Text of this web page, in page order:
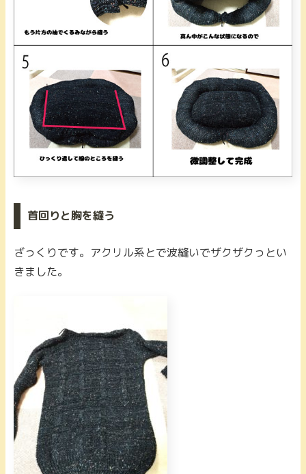
首回りと胸を縫う
ざっくりです。アクリル系とで波縫いでザクザクっとい
きました。